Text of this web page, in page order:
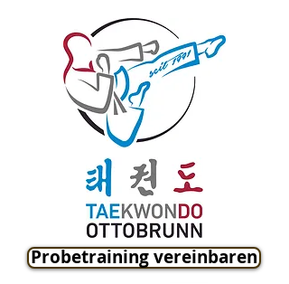
Probetraining vereinbaren